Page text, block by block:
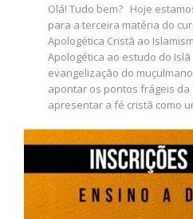
Olá! Tudo bem? Hoje
para a terceira matéria do
Apologética Cristã ao
Apologética ao estudo do
evangelização do
apontar os pontos frágeis da
apresentar a fé cristã como